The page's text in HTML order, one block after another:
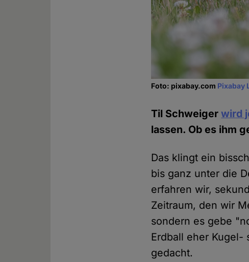
Foto: pixabay.com Pixabay
Til Schweigerwird
lassen. Ob es ihm
Das klingt ein
bis ganz unter die
erfahren wir,
Zeitraum, den wir
sondern es gebe
Erdball eher Kugel-
gedacht.